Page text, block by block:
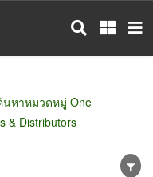
นหาหมวดหมู่ One
& Distributors